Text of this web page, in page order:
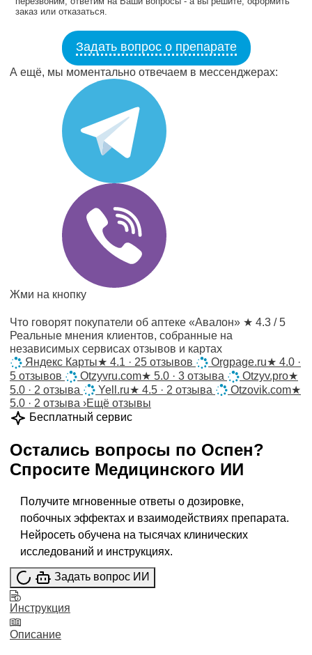
заказ или отказаться.
Задать вопрос о препарате
А ещё, мы моментально отвечаем в мессенджерах:
Жми на кнопку
Что говорят покупатели об аптеке «Авалон» ★ 4.3 / 5
Реальные мнения клиентов, собранные на
независимых сервисах отзывов и картах
Яндекс Карты★ 4.1 · 25 отзывов Orgpage.ru★ 4.0 ·
5 отзывов
Otzyvru.com★ 5.0 · 3 отзыва Otzyv.pro★
5.0 · 2 отзыва
Yell.ru★ 4.5 · 2 отзыва Otzovik.com★
5.0 · 2 отзыва ›Ещё отзывы
Бесплатный сервис
Остались вопросы по Оспен?
Спросите Медицинского ИИ
Получите мгновенные ответы о дозировке,
побочных эффектах и взаимодействиях препарата.
Нейросеть обучена на тысячах клинических
исследований и инструкциях.
Задать вопрос ИИ
Инструкция
Описание